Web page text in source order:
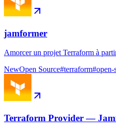
jamformer
Amorcer un projet Terraform à
NewOpen Source#terraform#open-
Terraform Provider —